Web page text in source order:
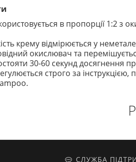
в пропорції 1:2 з
крему відмірюється у
окислювач та
30-60 секунд досягнення
строго за
СЛУЖБА